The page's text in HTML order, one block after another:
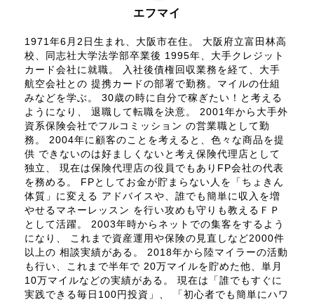
エフマイ
1971年6月2日生まれ、大阪市在住。 大阪府立富田林高
校、同志社大学法学部卒業後 1995年、大手クレジット
カード会社に就職。 入社後債権回収業務を経て、大手
航空会社との 提携カードの部署で勤務。マイルの仕組
みなどを学ぶ。 30歳の時に自分で稼ぎたい！と考える
ようになり、 退職して転職を決意。 2001年から大手外
資系保険会社でフルコミッション の営業職として勤
務。 2004年に顧客のことを考えると、色々な商品を提
供 できないのは好ましくないと考え保険代理店として
独立、 現在は保険代理店の役員でもありFP会社の代表
を務める。 FPとしてお金が貯まらない人を「ちょきん
体質」に変える アドバイスや、誰でも簡単に収入を増
やせるマネーレッスン を行い攻めも守りも教えるＦＰ
として活躍。 2003年時からネットでの集客をするよう
になり、 これまで資産運用や保険の見直しなど2000件
以上の 相談実績がある。 2018年から陸マイラーの活動
も行い、これまで半年で 20万マイルを貯めた他、単月
10万マイルなどの実績がある。 現在は「誰でもすぐに
実践できる毎日100円投資」、 「初心者でも簡単にハワ